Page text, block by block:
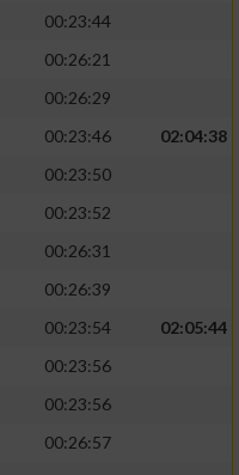
00:23:44
00:26:21
00:26:29
00:23:46
02:04:38
00:23:50
00:23:52
00:26:31
00:26:39
00:23:54
02:05:44
00:23:56
00:23:56
00:26:57